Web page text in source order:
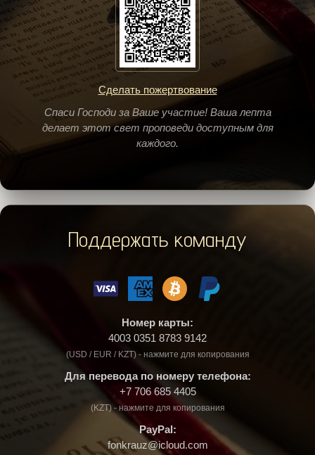
Сделать пожертвование
Спаси Господи за Ваше участие! Ваша лепта
делает этот свет проповеди доступным для
каждого.
Поддержать команду
Номер карты:
4003 0351 8783 9142
(USD / EUR / KZT) - нажмите для копирования
Для перевода по номеру телефона:
+7 706 685 4405
(KZT) - нажмите для копирования
PayPal:
fonkrauz@icloud.com